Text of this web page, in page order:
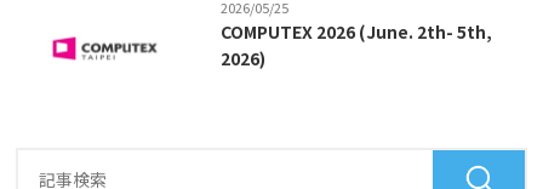
2026/05/25
COMPUTEX 2026 (June. 2th- 5th,
2026)